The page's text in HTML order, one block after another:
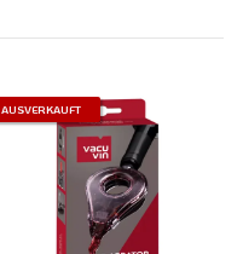
AUSVERKAUFT